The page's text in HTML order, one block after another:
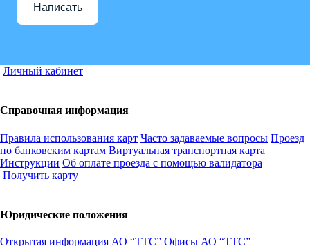
Написать
Личный кабинет
Справочная информация
Правила использования карт Часто задаваемые вопросы Проезд
по банковским картам Виртуальная транспортная карта
Инструкции Об оплате проезда с помощью валидатора
Получить карту
Юридические положения
Открытая информация АО “ТТС” Офисы АО “ТТС”